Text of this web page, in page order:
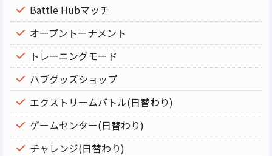
Battle Hubマッチ
オープントーナメント
トレーニングモード
ハブグッズショップ
エクストリームバトル(日替わり)
ゲームセンター(日替わり)
チャレンジ(日替わり)